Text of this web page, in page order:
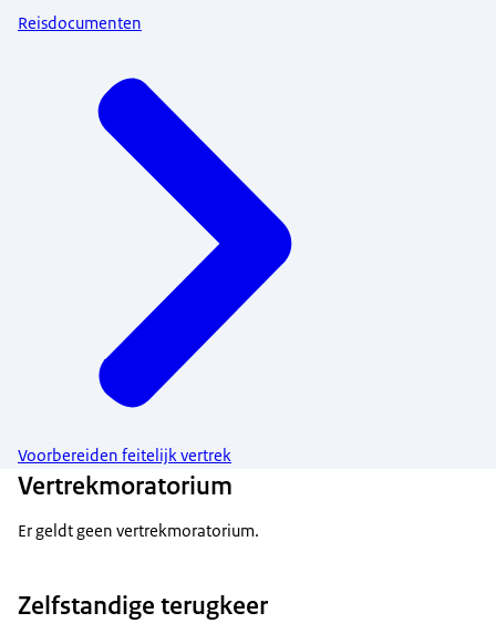
Reisdocumenten
Voorbereiden feitelijk vertrek
Vertrekmoratorium
Er geldt geen vertrekmoratorium.
Zelfstandige terugkeer